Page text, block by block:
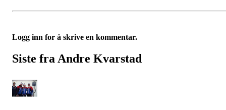
Logg inn for å skrive en kommentar.
Siste fra Andre Kvarstad